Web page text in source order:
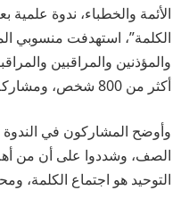
الأئمة والخطباء، ندوة
الكلمة”، استهدفت منسوبي
والمؤذنين والمراقبين
أكثر من 800 شخص، ومشاركة عدد من الأكاديميين والمختصين.
وأوضح المشاركون في الندوة
الصف، وشددوا على أن من
التوحيد هو اجتماع الكلمة،